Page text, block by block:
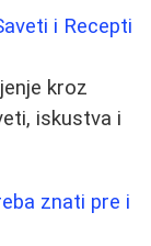
i Recepti
kroz
iskustva i
znati pre i